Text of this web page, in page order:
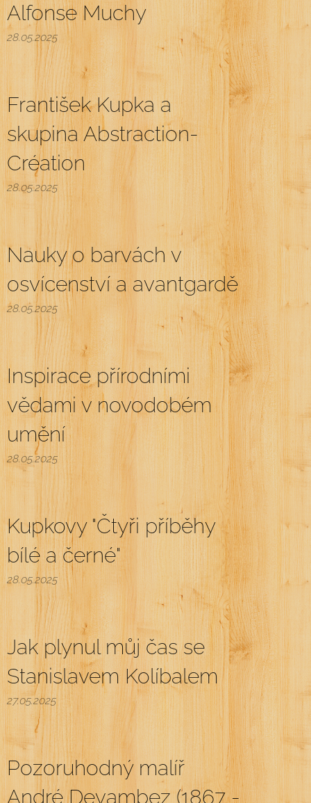
Alfonse Muchy
28.05.2025
František Kupka a
skupina Abstraction-
Création
28.05.2025
Nauky o barvách v
osvícenství a avantgardě
28.05.2025
Inspirace přírodními
vědami v novodobém
umění
28.05.2025
Kupkovy "Čtyři příběhy
bílé a černé"
28.05.2025
Jak plynul můj čas se
Stanislavem Kolíbalem
27.05.2025
Pozoruhodný malíř
André Devambez (1867 -